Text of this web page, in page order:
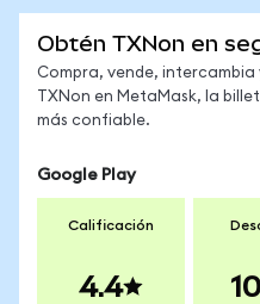
Obtén TXNon en
Compra, vende, intercambia
TXNon en MetaMask, la
más confiable.
Google Play
Calificación
4.4